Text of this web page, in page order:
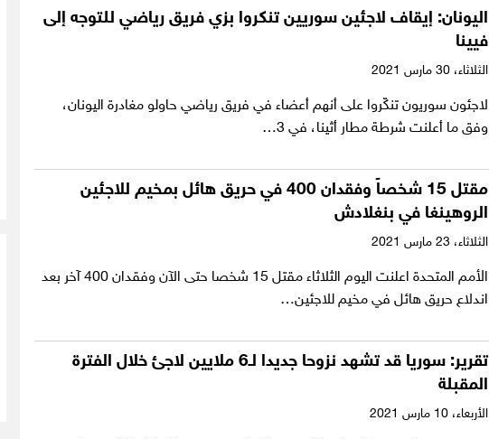
اليونان: إيقاف لاجئين سوريين تنكروا بزي فريق رياضي للتوجه إلى
فيينا
الثلاثاء،
لاجئون سوريون تنكّروا على أنهم أعضاء في فريق رياضي حاولو مغادرة اليونان،
وفق ما أعلنت شرطة مطار أثينا، في 3…
مقتل 15 شخصاً وفقدان 400 في حريق هائل بمخيم للاجئين
الروهينغا في بنغلادش
الثلاثاء،
الأمم المتحدة اعلنت اليوم الثلاثاء مقتل 15 شخصا حتى الآن وفقدان 400 آخر بعد
اندلاع حريق هائل في مخيم للاجئين…
تقرير: سوريا قد تشهد نزوحا جديدا لـ6 ملايين لاجئ خلال الفترة
المقبلة
الأربعاء،